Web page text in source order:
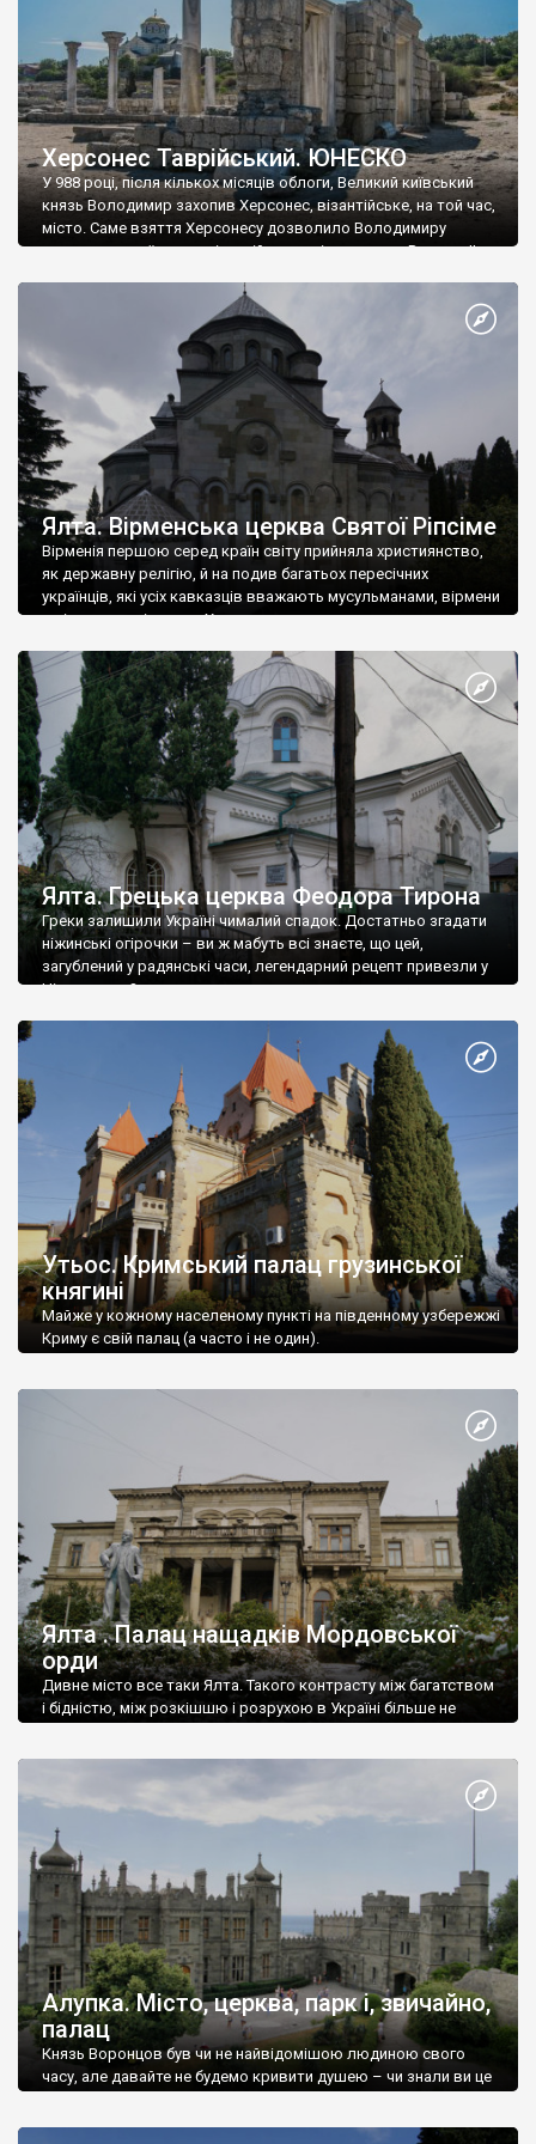
Херсонес Таврійський. ЮНЕСКО
У 988 році, після кількох місяців облоги, Великий київський
князь Володимир захопив Херсонес, візантійське, на той час,
місто. Саме взяття Херсонесу дозволило Володимиру
диктувати свої умови візантійському імператору Василю ІІ, та
Херсонесі Володимир-язичник, став Василем-християнином.
А потім було Хрещення Русі. На честь Херсонесу Таврійського
Ялта. Вірменська церква Святої Ріпсіме
Вірменія першою серед країн світу прийняла християнство,
як державну релігію, й на подив багатьох пересічних
українців, які усіх кавказців вважають мусульманами, вірмени
є відданими вірянами Христа
Ялта. Грецька церква Феодора Тирона
Греки залишили Україні чималий спадок. Достатньо згадати
ніжинські огірочки – ви ж мабуть всі знаєте, що цей,
загублений у радянські часи, легендарний рецепт привезли у
Ніжин греки?
Утьос. Кримський палац грузинської
княгині
Майже у кожному населеному пункті на південному узбережжі
Криму є свій палац (а часто і не один).
Ялта . Палац нащадків Мордовської
орди
Дивне місто все таки Ялта. Такого контрасту між багатством
і бідністю, між розкішшю і розрухою в Україні більше не
Алупка. Місто, церква, парк і, звичайно,
палац
Князь Воронцов був чи не найвідомішою людиною свого
часу, але давайте не будемо кривити душею – чи знали ви це